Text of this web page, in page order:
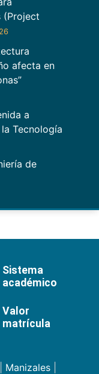
(Project
afecta en
a
Tecnología
de
Sistema
académico
Valor
matrícula
Manizales